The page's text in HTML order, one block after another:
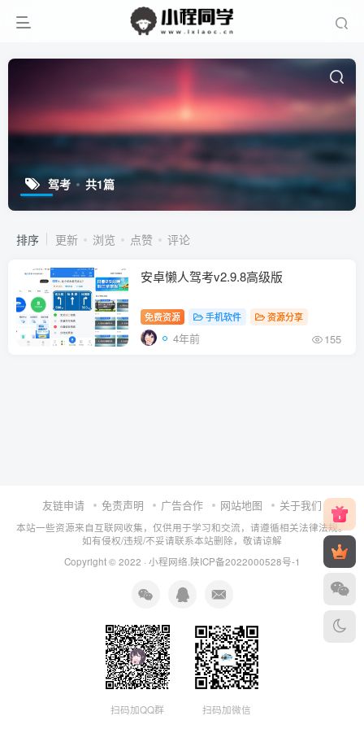
驾考 共1篇
排序 更新 浏览 点赞 评论
安卓懒人驾考v2.9.8高级版
免费资源 手机软件 资源分享
4年前 155
友链申请 免责声明 广告合作 网站地图 关于我们
本站一些资源来自互联网收集，仅供用于学习和交流，请遵循相关法律法规。
如有侵权/违规/不妥请联系本站删除，敬请谅解
Copyright © 2022 · 小程网络 陕ICP备2022000528号-1
扫码加QQ群 扫码加微信